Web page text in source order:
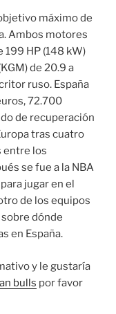
máximo de
Ambos motores
HP (148 kW)
de 20.9 a
ruso. España
72.700
de recuperación
tras cuatro
entre los
se fue a la NBA
jugar en el
de los equipos
dónde
en España.
y le gustaría
bulls por favor